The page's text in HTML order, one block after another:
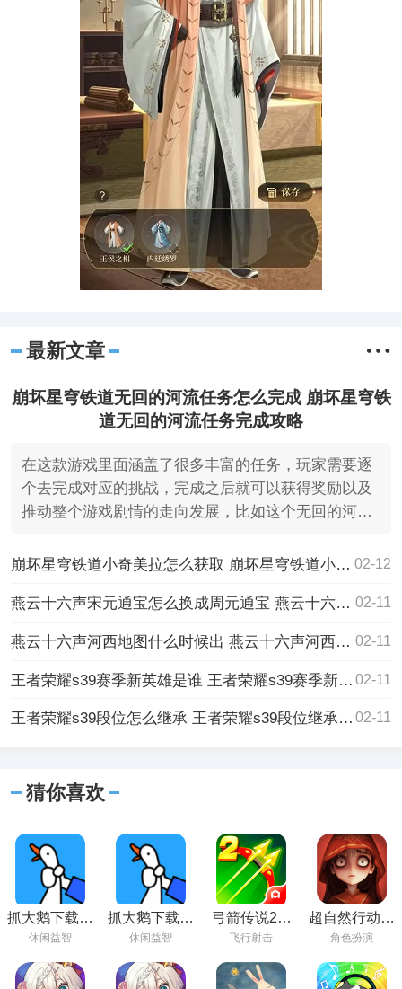
最新文章
崩坏星穹铁道无回的河流任务怎么完成 崩坏星穹铁
道无回的河流任务完成攻略
在这款游戏里面涵盖了很多丰富的任务，玩家需要逐
个去完成对应的挑战，完成之后就可以获得奖励以及
推动整个游戏剧情的走向发展，比如这个无回的河流
崩坏星穹铁道小奇美拉怎么获取 崩坏星穹铁道小奇美拉获取攻略 02-12
燕云十六声宋元通宝怎么换成周元通宝 燕云十六声宋元通宝换周元通宝方法介绍 02-11
燕云十六声河西地图什么时候出 燕云十六声河西地图上线时间一览 02-11
王者荣耀s39赛季新英雄是谁 王者荣耀s39赛季新英雄介绍 02-11
王者荣耀s39段位怎么继承 王者荣耀s39段位继承表一览 02-11
猜你喜欢
抓大鹅下载最
新版
休闲益智
抓大鹅下载正
版
休闲益智
弓箭传说2官
方正版
飞行射击
超自然行动组
官方版
角色扮演